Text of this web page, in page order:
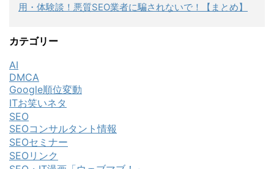
用・体験談！悪質SEO業者に騙されないで！【まとめ】
カテゴリー
AI
DMCA
Google順位変動
ITお笑いネタ
SEO
SEOコンサルタント情報
SEOセミナー
SEOリンク